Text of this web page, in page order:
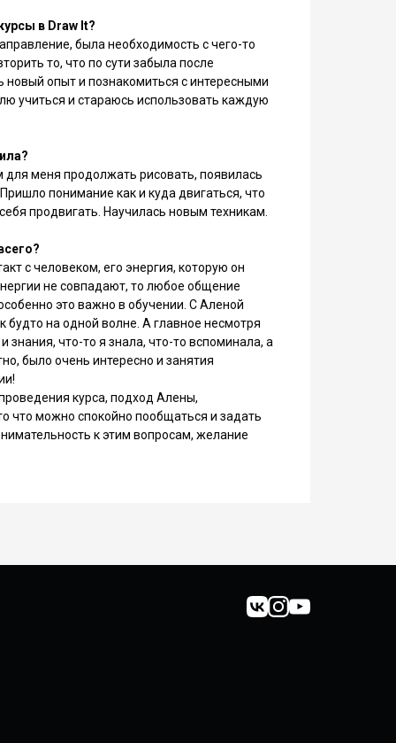
в Draw It?
была необходимость с чего-то
то, что по сути забыла после
новый опыт и познакомиться с интересными
учиться и стараюсь использовать каждую
меня продолжать рисовать, появилась
понимание как и куда двигаться, что
продвигать. Научилась новым техникам.
с человеком, его энергия, которую он
не совпадают, то любое общение
это важно в обучении. C Аленой
будто на одной волне. А главное несмотря
знания, что-то я знала, что-то вспоминала, а
было очень интересно и занятия
курса, подход Алены,
что можно спокойно пообщаться и задать
к этим вопросам, желание